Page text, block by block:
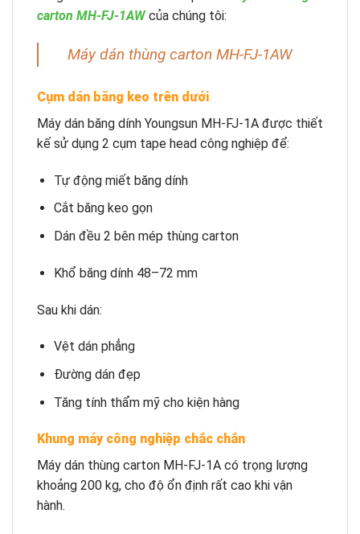
carton MH-FJ-1AWcủa chúng tôi:
Máy dán thùng carton MH-FJ-1AW
Cụm dán băng keo trên dưới
Máy dán băng dính Youngsun MH-FJ-1A được thiết
kế sử dụng 2 cụm tape head công nghiệp để:
Tự động miết băng dính
Cắt băng keo gọn
Dán đều 2 bên mép thùng carton
Khổ băng dính 48–72 mm
Sau khi dán:
Vệt dán phẳng
Đường dán đẹp
Tăng tính thẩm mỹ cho kiện hàng
Khung máy công nghiệp chắc chắn
Máy dán thùng carton MH-FJ-1A có trọng lượng
khoảng 200 kg, cho độ ổn định rất cao khi vận
hành.